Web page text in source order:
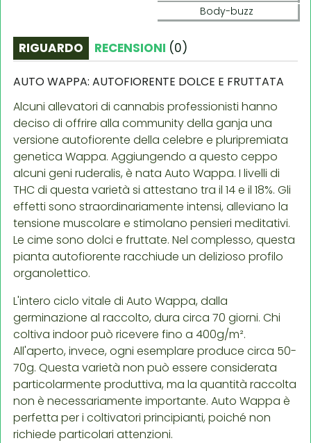
Body-buzz
RIGUARDO RECENSIONI (0)
AUTO WAPPA: AUTOFIORENTE DOLCE E FRUTTATA
Alcuni allevatori di cannabis professionisti hanno
deciso di offrire alla community della ganja una
versione autofiorente della celebre e pluripremiata
genetica Wappa. Aggiungendo a questo ceppo
alcuni geni ruderalis, è nata Auto Wappa. I livelli di
THC di questa varietà si attestano tra il 14 e il 18%. Gli
effetti sono straordinariamente intensi, alleviano la
tensione muscolare e stimolano pensieri meditativi.
Le cime sono dolci e fruttate. Nel complesso, questa
pianta autofiorente racchiude un delizioso profilo
organolettico.
L'intero ciclo vitale di Auto Wappa, dalla
germinazione al raccolto, dura circa 70 giorni. Chi
coltiva indoor può ricevere fino a 400g/m².
All'aperto, invece, ogni esemplare produce circa 50-
70g. Questa varietà non può essere considerata
particolarmente produttiva, ma la quantità raccolta
non è necessariamente importante. Auto Wappa è
perfetta per i coltivatori principianti, poiché non
richiede particolari attenzioni.